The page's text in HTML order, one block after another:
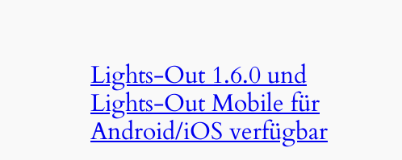
Lights-Out 1.6.0 und
Lights-Out Mobile für
Android/iOS verfügbar